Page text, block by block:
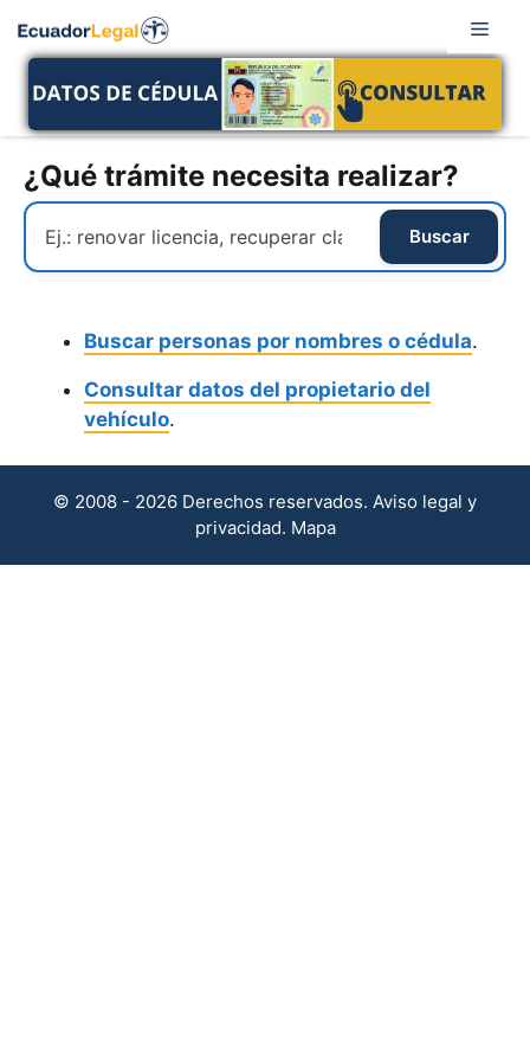
¿Qué trámite necesita realizar?
Buscar personas por nombres o cédula.
Consultar datos del propietario del
vehículo.
© 2008 - 2026 Derechos reservados. Aviso legal y
privacidad. Mapa